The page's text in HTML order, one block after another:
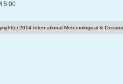
5:00
2014 International Meteorological &